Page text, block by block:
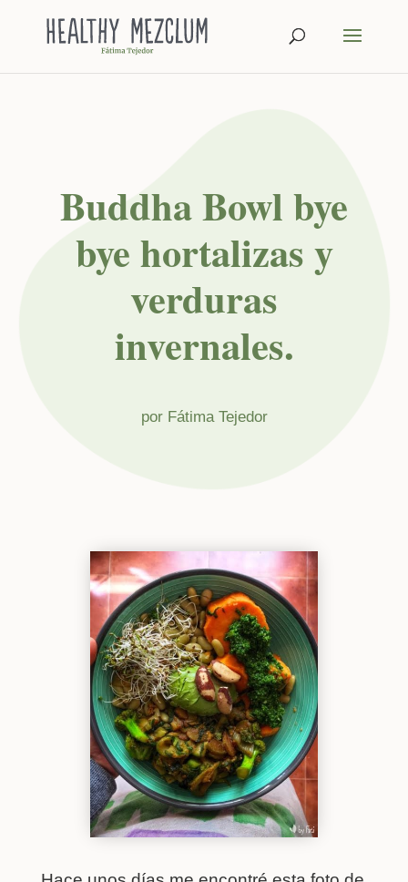
Buddha Bowl bye
bye hortalizas y
verduras
invernales.
por Fátima Tejedor